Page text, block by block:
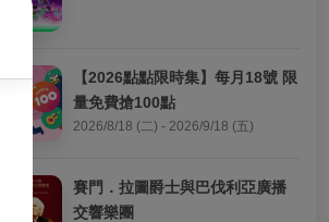
【2026點點限時集】每月18號 限
量免費搶100點
2026/8/18 (二) - 2026/9/18 (五)
賽門．拉圖爵士與巴伐利亞廣播
交響樂團